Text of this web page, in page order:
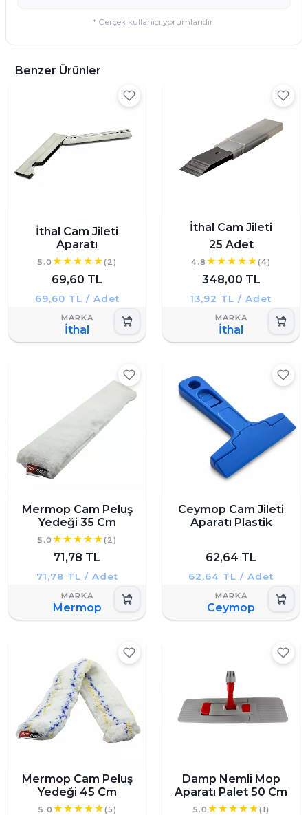
* Gerçek kullanıcı yorumlarıdır.
Benzer Ürünler
İthal Cam Jileti
Aparatı
5.0 (2)
69,60 TL
69,60 TL / Adet
İthal
İthal Cam Jileti
25 Adet
4.8 (4)
348,00 TL
13,92 TL / Adet
İthal
Mermop Cam Peluş
Yedeği 35 Cm
5.0 (2)
71,78 TL
71,78 TL / Adet
Mermop
Ceymop Cam Jileti
Aparatı Plastik
62,64 TL
62,64 TL / Adet
Ceymop
Mermop Cam Peluş
Yedeği 45 Cm
5.0 (5)
Damp Nemli Mop
Aparatı Palet 50 Cm
5.0 (1)